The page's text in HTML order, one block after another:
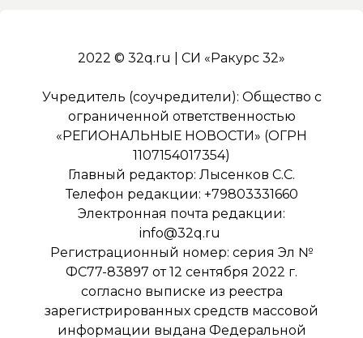
2022 © 32q.ru | СИ «Ракурс 32»
Учредитель (соучредители): Общество с
ограниченной ответственностью
«РЕГИОНАЛЬНЫЕ НОВОСТИ» (ОГРН
1107154017354)
Главный редактор: Лысенков С.С.
Телефон редакции: +79803331660
Электронная почта редакции:
info@32q.ru
Регистрационный номер: серия Эл №
ФС77-83897 от 12 сентября 2022 г.
согласно выписке из реестра
зарегистрированных средств массовой
информации выдана Федеральной